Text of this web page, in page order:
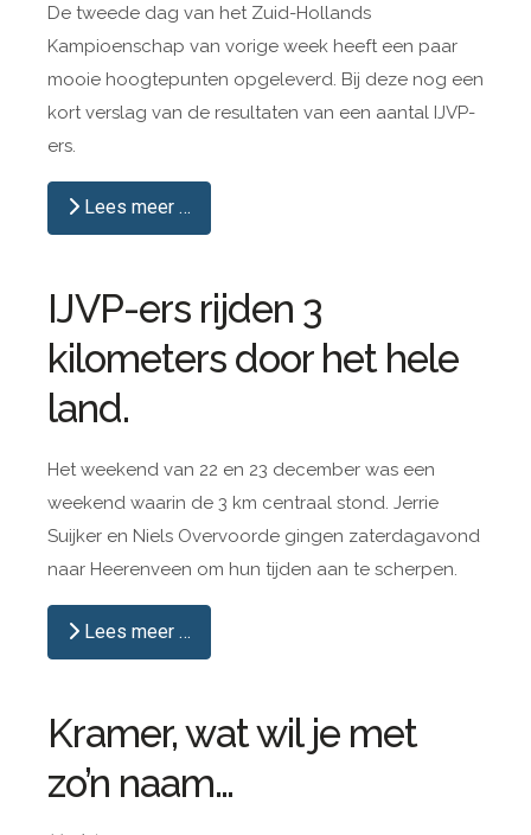
De tweede dag van het Zuid-Hollands
Kampioenschap van vorige week heeft een paar
mooie hoogtepunten opgeleverd. Bij deze nog een
kort verslag van de resultaten van een aantal IJVP-
ers.
Lees meer …
IJVP-ers rijden 3
kilometers door het hele
land.
Het weekend van 22 en 23 december was een
weekend waarin de 3 km centraal stond. Jerrie
Suijker en Niels Overvoorde gingen zaterdagavond
naar Heerenveen om hun tijden aan te scherpen.
Lees meer …
Kramer, wat wil je met
zo’n naam…